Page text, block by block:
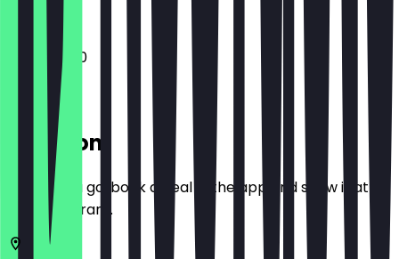
11:30 - 23:00
Location
Before you go, book a deal in the app and show it at
the restaurant.